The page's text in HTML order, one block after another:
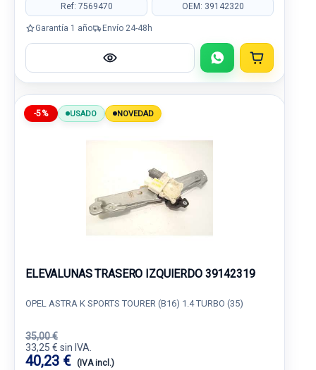
Ref: 7569470 OEM: 39142320
Garantía 1 año Envío 24-48h
-5% USADO NOVEDAD
ELEVALUNAS TRASERO IZQUIERDO 39142319
OPEL ASTRA K SPORTS TOURER (B16) 1.4 TURBO (35)
35,00 €
33,25 € sin IVA.
40,23 € (IVA incl.)